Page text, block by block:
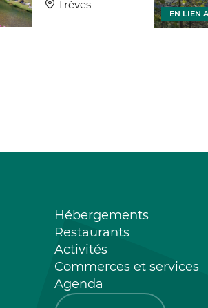
Trèves
EN LIEN
Hébergements
Restaurants
Activités
Commerces et services
Agenda